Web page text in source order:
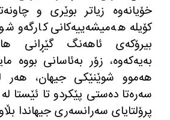
خۆیانەوە زیاتر بوێری و
کۆیلە هەمیشەییەکانی کارگەو
بیرۆکەی ئاهەنگ گێڕانی
بەیەکەوە، زۆر بەئاسانی بووە
هەموو شوێنێکی جیهان، هەر
سەرەتا دەستی پێکردو تا ئێستا
پرۆلتایای سەرانسەری جیهاندا